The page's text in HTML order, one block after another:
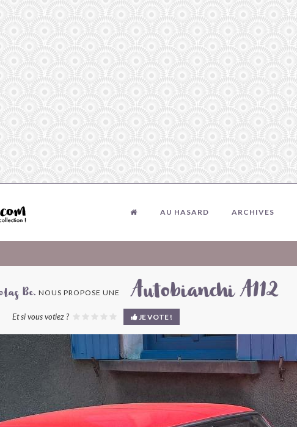
AU HASARD ARCHIVES
Be. NOUS PROPOSE UNE Autobianchi A112
Et si vous votiez ? JE VOTE !